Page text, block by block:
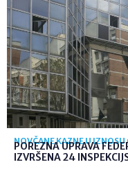
NOVČANE KAZNE U
POREZNA UPRAVA
IZVRŠENA 24